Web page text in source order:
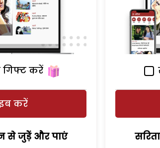
गिफ्ट करें
करें
से जुड़ेें और पाएं